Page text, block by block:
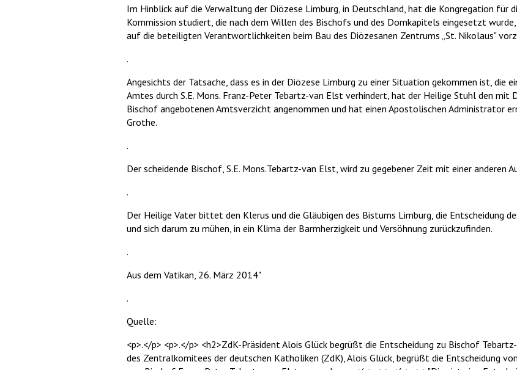
Im Hinblick auf die Verwaltung der Diözese Limburg, in Deutschland, hat die Kongregation für
Kommission studiert, die nach dem Willen des Bischofs und des Domkapitels eingesetzt
auf die beteiligten Verantwortlichkeiten beim Bau des Diözesanen Zentrums „St. Nikolaus"
.
Angesichts der Tatsache, dass es in der Diözese Limburg zu einer Situation gekommen ist, die
Amtes durch S.E. Mons. Franz-Peter Tebartz-van Elst verhindert, hat der Heilige Stuhl den
Bischof angebotenen Amtsverzicht angenommen und hat einen Apostolischen Administrator
Grothe.
.
Der scheidende Bischof, S.E. Mons.Tebartz-van Elst, wird zu gegebener Zeit mit einer anderen
.
Der Heilige Vater bittet den Klerus und die Gläubigen des Bistums Limburg, die Entscheidung
und sich darum zu mühen, in ein Klima der Barmherzigkeit und Versöhnung zurückzufinden.
.
Aus dem Vatikan, 26. März 2014"
.
Quelle:
<p>.</p> <p>.</p> <h2>ZdK-Präsident Alois Glück begrüßt die Entscheidung zu Bischof
des Zentralkomitees der deutschen Katholiken (ZdK), Alois Glück, begrüßt die Entscheidung